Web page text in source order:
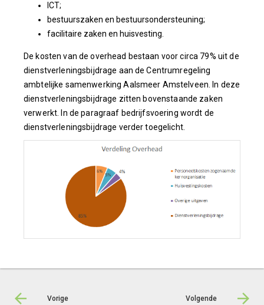
ICT;
bestuurszaken en bestuursondersteuning;
facilitaire zaken en huisvesting.
De kosten van de overhead bestaan voor circa 79% uit de
dienstverleningsbijdrage aan de Centrumregeling
ambtelijke samenwerking Aalsmeer Amstelveen. In deze
dienstverleningsbijdrage zitten bovenstaande zaken
verwerkt. In de paragraaf bedrijfsvoering wordt de
dienstverleningsbijdrage verder toegelicht.
Vorige Volgende